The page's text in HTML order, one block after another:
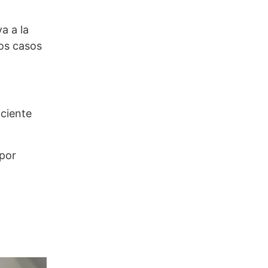
a la
casos